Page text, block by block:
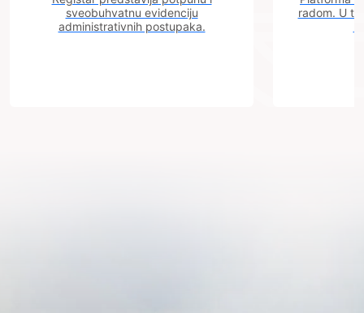
sveobuhvatnu evidenciju
administrativnih postupaka.
radom. U